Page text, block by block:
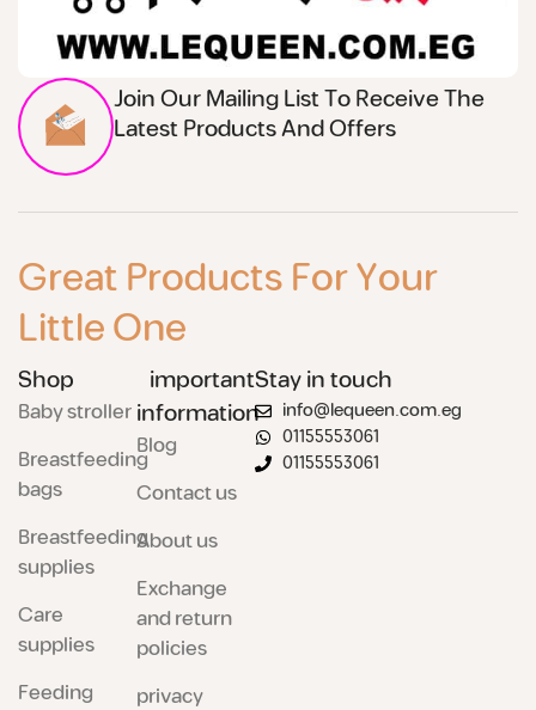
Join Our Mailing List To Receive The
Latest Products And Offers
Great Products For Your
Little One
Shop
Baby stroller
Breastfeeding
bags
Breastfeeding
supplies
Care
supplies
Feeding
important
information
Blog
Contact us
About us
Exchange
and return
policies
privacy
Stay in touch
info@lequeen.com.eg
01155553061
01155553061